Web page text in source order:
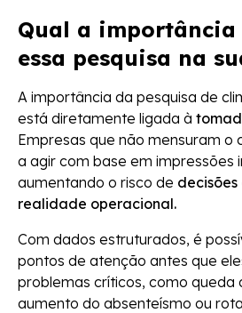
Qual a
essa pesquisa na
A importância da pesquisa de
está diretamente ligada à
Empresas que não mensuram o
a agir com base em impressões
aumentando o risco de
realidade operacional.
Com dados estruturados, é
pontos de atenção antes que
problemas críticos, como queda
aumento do absenteísmo ou